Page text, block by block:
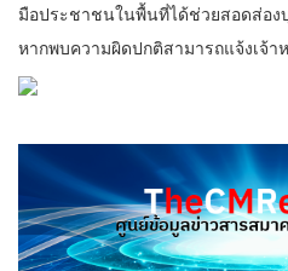
มือประชาชนในพื้นที่ได้ช่วยสอดส่อง
หากพบความผิดปกติสามารถแจ้งเจ้า